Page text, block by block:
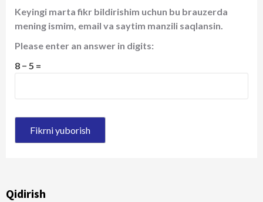
Keyingi marta fikr bildirishim uchun bu brauzerda
mening ismim, email va saytim manzili saqlansin.
Please enter an answer in digits:
8 − 5 =
Qidirish